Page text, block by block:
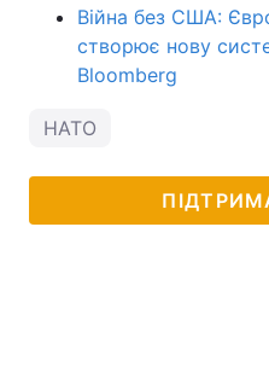
Війна без США:
створює нову
Bloomberg
НАТО